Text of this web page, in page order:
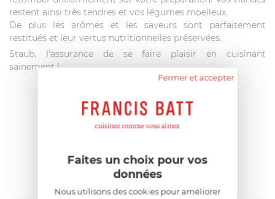
restent ainsi très tendres et vos légumes moelleux.
De plus les arômes et les saveurs sont parfaitement
restitués et leur vertus nutritionnelles préservées.
Staub, l’assurance de se faire plaisir en cuisinant
sainement !
AIDE AU CHOIX
Fermer et accepter
Faites un choix pour vos
données
Nous utilisons des cookies pour améliorer